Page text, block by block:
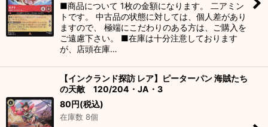
■商品について 1枚の金額になります。 二アミン
トです。 中古品の状態に対しては、個人差があり
ますので、 極端にこだわりのある方は、ご購入を
ご遠慮下さい。 ■在庫は十分注意しております
が、店頭在庫…
【インクランド探訪 レア】ピーターパン 海賊たち
の天敵 120/204・JA・3
80円(税込)
在庫数 8個